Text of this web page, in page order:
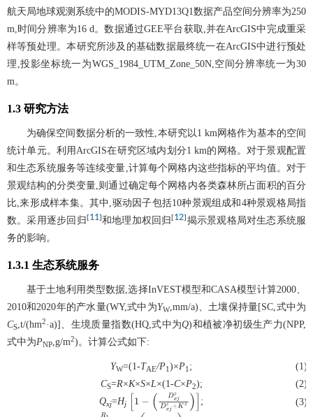
航天局地球观测系统中的MODIS-MYD13Q1数据产品空间分辨率为250
m,时间分辨率为16 d。数据通过GEE平台获取,并在ArcGIS中完成重采
样等预处理。本研究所涉及的基础数据最终统一在ArcGIS中进行预处
理,投影坐标统一为WGS_1984_UTM_Zone_50N,空间分辨率统一为30
m。
1.3 研究方法
为确保空间数据分析的一致性,本研究以1 km网格作为基本的空间
统计单元。利用ArcGIS在研究区域内划分1 km的网格。对于景观配置
和生态系统服务等连续变量,计算每个网格内这些指标的平均值。对于
景观结构的分类变量,则通过确定每个网格内各类森林所占面积的百分
比,来形成样本集。其中,驱动因子包括10种景观组成和4种景观格局指
数。采用逐步回归 [11]和地理加权回归[12] 揭示景观格局对生态系统服
务的影响。
1.3.1 生态系统服务
基于土地利用类型数据,选择InVEST模型和CASA模型计算2000、
2010和2020年的产水量(WY,式中为YW,mm/a)、土壤保持量[SC,式中为
CS ,t/(hm2·a)]、生境质量指数(HQ,式中为Q)和植被净初级生产力(NPP,
式中为PNP ,g/m2)。计算公式如下:
YW=(1-TAE/P1 )×P1;
(1)
CS=R×K×S×L×(1-C×P2);
(2)
Qxj=Hj [1−
; (3)